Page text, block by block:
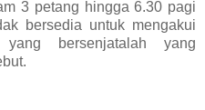
3 petang hingga 6.30 pagi
bersedia untuk mengakui
bersenjatalah yang